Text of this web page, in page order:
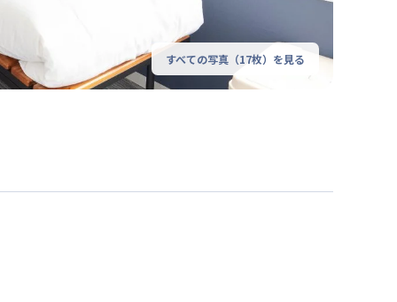
すべての写真（17枚）を見る